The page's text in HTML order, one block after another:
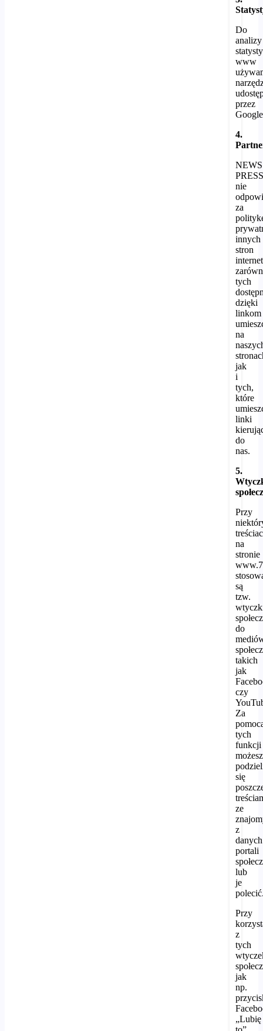
Do
analizy
www
przez
4.
NEWS
nie
za
innych
stron
tych
dzięki
linkom
na
jak
i
tych,
które
linki
do
nas.
5.
Przy
na
stronie
są
tzw.
do
takich
jak
czy
Za
tych
funkcji
możesz
się
ze
z
danych
portali
lub
je
Przy
z
tych
jak
np.
„Lubię